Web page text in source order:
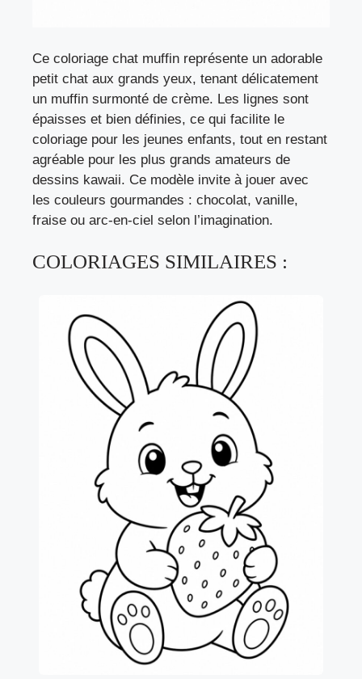
Ce coloriage chat muffin représente un adorable
petit chat aux grands yeux, tenant délicatement
un muffin surmonté de crème. Les lignes sont
épaisses et bien définies, ce qui facilite le
coloriage pour les jeunes enfants, tout en restant
agréable pour les plus grands amateurs de
dessins kawaii. Ce modèle invite à jouer avec
les couleurs gourmandes : chocolat, vanille,
fraise ou arc-en-ciel selon l’imagination.
COLORIAGES SIMILAIRES :